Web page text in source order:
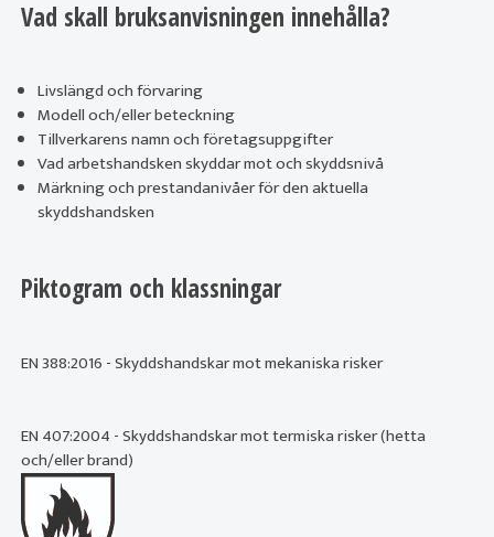
Vad skall bruksanvisningen innehålla?
Livslängd och förvaring
Modell och/eller beteckning
Tillverkarens namn och företagsuppgifter
Vad arbetshandsken skyddar mot och skyddsnivå
Märkning och prestandanivåer för den aktuella
skyddshandsken
Piktogram och klassningar
EN 388:2016 - Skyddshandskar mot mekaniska risker
EN 407:2004 - Skyddshandskar mot termiska risker (hetta
och/eller brand)